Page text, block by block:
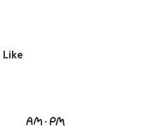
Like